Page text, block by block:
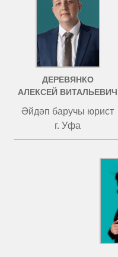
ДЕРЕВЯНКО
АЛЕКСЕЙ ВИТАЛЬЕВИЧ
Әйдәп баручы юрист
г. Уфа